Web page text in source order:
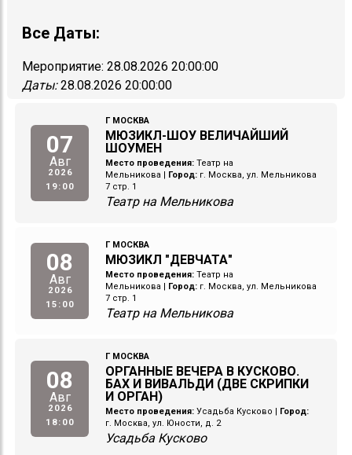
Все Даты:
Мероприятие:28.08.2026 20:00:00
Даты:28.08.2026 20:00:00
07
Авг
2026
19:00
Г МОСКВА
МЮЗИКЛ-ШОУ ВЕЛИЧАЙШИЙ
ШОУМЕН
Место проведения: Театр на
Мельникова | Город: г. Москва, ул. Мельникова
7 стр. 1
Театр на Мельникова
08
Авг
2026
15:00
Г МОСКВА
МЮЗИКЛ "ДЕВЧАТА"
Место проведения: Театр на
Мельникова | Город: г. Москва, ул. Мельникова
7 стр. 1
Театр на Мельникова
08
Авг
2026
18:00
Г МОСКВА
ОРГАННЫЕ ВЕЧЕРА В КУСКОВО.
БАХ И ВИВАЛЬДИ (ДВЕ СКРИПКИ
И ОРГАН)
Место проведения: Усадьба Кусково | Город:
г. Москва, ул. Юности, д. 2
Усадьба Кусково